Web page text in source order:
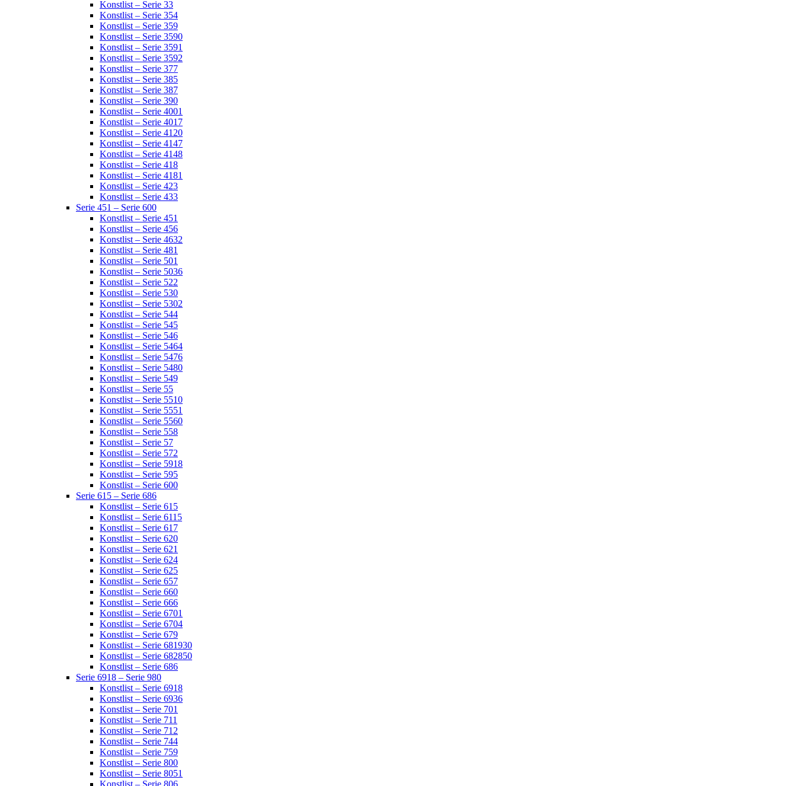
Konstlist – Serie 33
Konstlist – Serie 354
Konstlist – Serie 359
Konstlist – Serie 3590
Konstlist – Serie 3591
Konstlist – Serie 3592
Konstlist – Serie 377
Konstlist – Serie 385
Konstlist – Serie 387
Konstlist – Serie 390
Konstlist – Serie 4001
Konstlist – Serie 4017
Konstlist – Serie 4120
Konstlist – Serie 4147
Konstlist – Serie 4148
Konstlist – Serie 418
Konstlist – Serie 4181
Konstlist – Serie 423
Konstlist – Serie 433
Serie 451 – Serie 600
Konstlist – Serie 451
Konstlist – Serie 456
Konstlist – Serie 4632
Konstlist – Serie 481
Konstlist – Serie 501
Konstlist – Serie 5036
Konstlist – Serie 522
Konstlist – Serie 530
Konstlist – Serie 5302
Konstlist – Serie 544
Konstlist – Serie 545
Konstlist – Serie 546
Konstlist – Serie 5464
Konstlist – Serie 5476
Konstlist – Serie 5480
Konstlist – Serie 549
Konstlist – Serie 55
Konstlist – Serie 5510
Konstlist – Serie 5551
Konstlist – Serie 5560
Konstlist – Serie 558
Konstlist – Serie 57
Konstlist – Serie 572
Konstlist – Serie 5918
Konstlist – Serie 595
Konstlist – Serie 600
Serie 615 – Serie 686
Konstlist – Serie 615
Konstlist – Serie 6115
Konstlist – Serie 617
Konstlist – Serie 620
Konstlist – Serie 621
Konstlist – Serie 624
Konstlist – Serie 625
Konstlist – Serie 657
Konstlist – Serie 660
Konstlist – Serie 666
Konstlist – Serie 6701
Konstlist – Serie 6704
Konstlist – Serie 679
Konstlist – Serie 681930
Konstlist – Serie 682850
Konstlist – Serie 686
Serie 6918 – Serie 980
Konstlist – Serie 6918
Konstlist – Serie 6936
Konstlist – Serie 701
Konstlist – Serie 711
Konstlist – Serie 712
Konstlist – Serie 744
Konstlist – Serie 759
Konstlist – Serie 800
Konstlist – Serie 8051
Konstlist – Serie 806